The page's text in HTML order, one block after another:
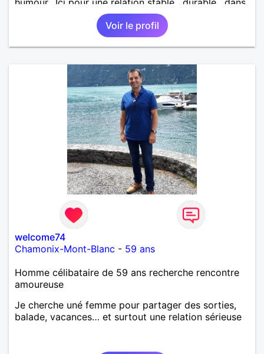
un respect mutuel... je n'aime pas la vulgarité , la
trahison , la violence , les prétentieux ,les égoïstes...
j'aime : les sorties , la nature , la marche / rando , la
musique , concerts , télé , ciné , sport , restos , amis
France , la mer ,la forêt , la montagne , les balades ..
Voir le profil
welcome74
Chamonix-Mont-Blanc - 59 ans
Homme célibataire de 59 ans recherche rencontre
amoureuse
Je cherche uné femme pour partager des sorties,
balade, vacances… et surtout une relation sérieuse